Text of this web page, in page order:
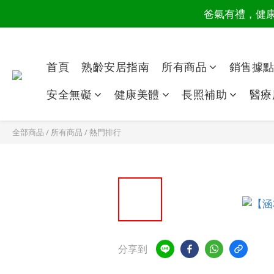
讀懂爸
爸氣有禮，健
首頁 熟齡安居指南 所有商品
銷售據點
安全無礙
健康美體 長照補助 醫
全部商品 / 所有商品 /熱門排行
分享到